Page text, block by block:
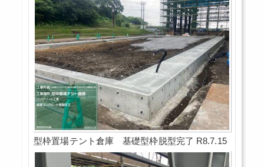
型枠置場テント倉庫 基礎型枠脱型完了 R8.7.15